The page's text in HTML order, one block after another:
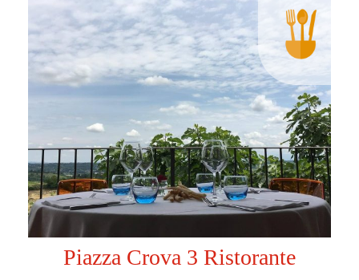
Piazza Crova 3 Ristorante